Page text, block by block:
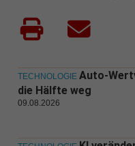
TECHNOLOGIE Auto-
die Hälfte weg
09.08.2026